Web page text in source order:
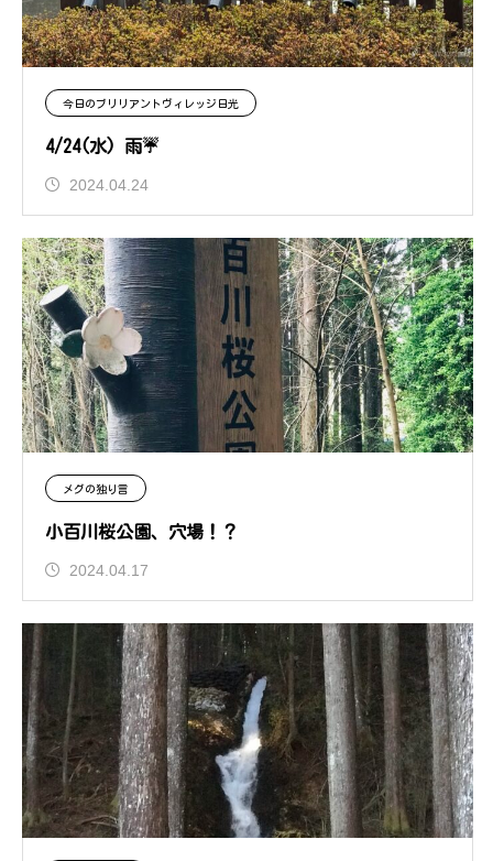
今日のブリリアントヴィレッジ日光
4/24(水) 雨☔
2024.04.24
メグの独り言
小百川桜公園、穴場！？
2024.04.17